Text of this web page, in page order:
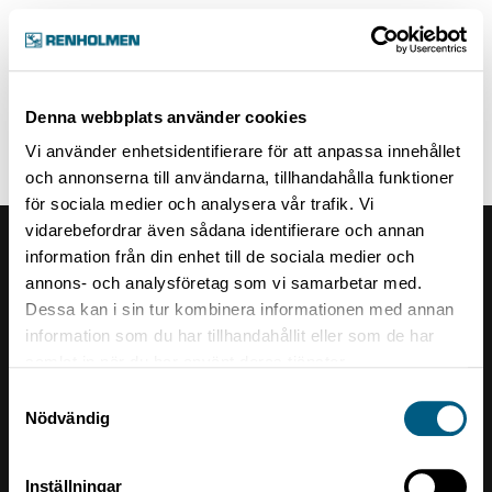
Denna webbplats använder cookies
Vi använder enhetsidentifierare för att anpassa innehållet
och annonserna till användarna, tillhandahålla funktioner
för sociala medier och analysera vår trafik. Vi
vidarebefordrar även sådana identifierare och annan
information från din enhet till de sociala medier och
annons- och analysföretag som vi samarbetar med.
Dessa kan i sin tur kombinera informationen med annan
information som du har tillhandahållit eller som de har
Nödvändig
Inställningar
Hem
Renholmens logo
Kontakt
934 24 Byske